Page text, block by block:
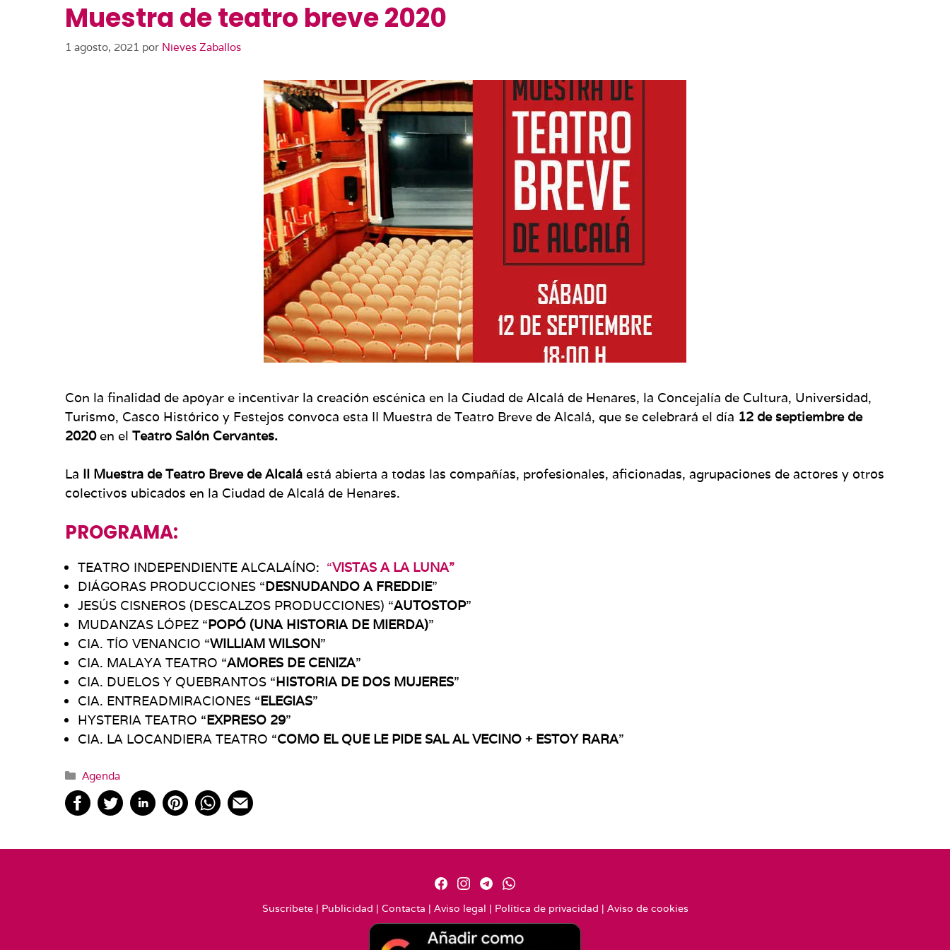
Muestra de teatro breve 2020
1 agosto, 2021 por Nieves Zaballos
Con la finalidad de apoyar e incentivar la creación escénica en la Ciudad de Alcalá de Henares, la Concejalía de Cultura, Universidad,
Turismo, Casco Histórico y Festejos convoca esta II Muestra de Teatro Breve de Alcalá, que se celebrará el día 12 de septiembre de
2020en el Teatro Salón Cervantes.
La II Muestra de Teatro Breve de Alcalá está abierta a todas las compañías, profesionales, aficionadas, agrupaciones de actores y otros
colectivos ubicados en la Ciudad de Alcalá de Henares.
PROGRAMA:
TEATRO INDEPENDIENTE ALCALAÍNO: “VISTAS A LA LUNA”
DIÁGORAS PRODUCCIONES “DESNUDANDO A FREDDIE”
JESÚS CISNEROS (DESCALZOS PRODUCCIONES) “AUTOSTOP”
MUDANZAS LÓPEZ “POPÓ (UNA HISTORIA DE MIERDA)”
CIA. TÍO VENANCIO “WILLIAM WILSON”
CIA. MALAYA TEATRO “AMORES DE CENIZA”
CIA. DUELOS Y QUEBRANTOS “HISTORIA DE DOS MUJERES”
CIA. ENTREADMIRACIONES “ELEGIAS”
HYSTERIA TEATRO “EXPRESO 29”
CIA. LA LOCANDIERA TEATRO “COMO EL QUE LE PIDE SAL AL VECINO + ESTOY RARA”
Categorías
Agenda
Suscríbete| Publicidad | Contacta | Aviso legal | Política de privacidad | Aviso de cookies